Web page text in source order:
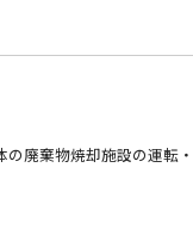
廃棄物焼却施設の運転